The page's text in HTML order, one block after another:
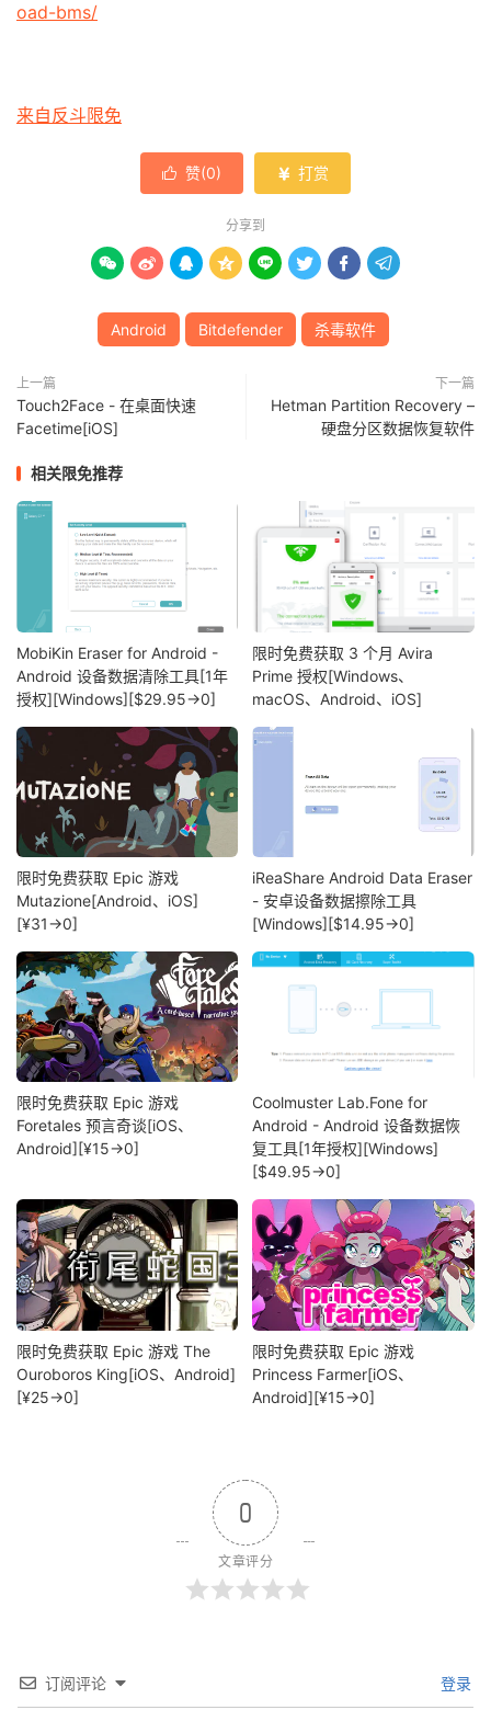
oad-bms/
来自反斗限免
 赞(0)  打赏
分享到
       
Android Bitdefender 杀毒软件
上一篇
Touch2Face - 在桌面快速
Facetime[iOS]
下一篇
Hetman Partition Recovery –
硬盘分区数据恢复软件
相关限免推荐
MobiKin Eraser for Android -
Android 设备数据清除工具[1年
授权][Windows][$29.95→0]
限时免费获取 3 个月 Avira
Prime 授权[Windows、
macOS、Android、iOS]
限时免费获取 Epic 游戏
Mutazione[Android、iOS]
[¥31→0]
iReaShare Android Data Eraser
- 安卓设备数据擦除工具
[Windows][$14.95→0]
限时免费获取 Epic 游戏
Foretales 预言奇谈[iOS、
Android][¥15→0]
Coolmuster Lab.Fone for
Android - Android 设备数据恢
复工具[1年授权][Windows]
[$49.95→0]
限时免费获取 Epic 游戏 The
Ouroboros King[iOS、Android]
[¥25→0]
限时免费获取 Epic 游戏
Princess Farmer[iOS、
Android][¥15→0]
0
文章评分
订阅评论 登录